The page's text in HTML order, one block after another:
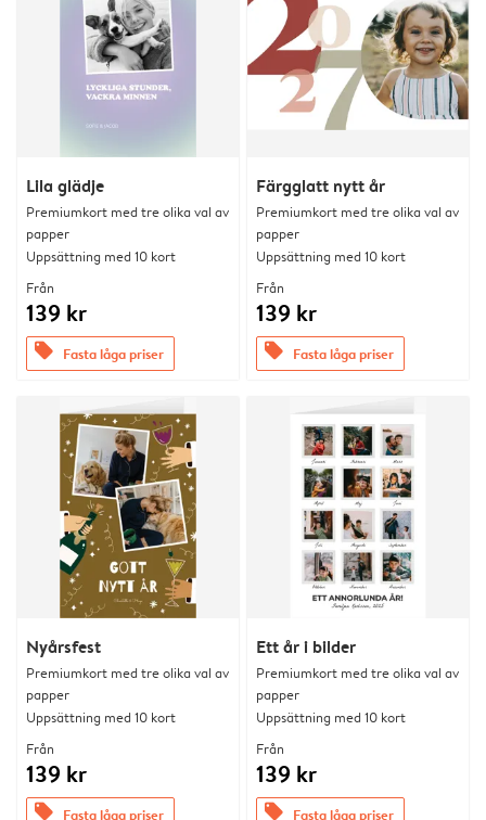
Lila glädje
Premiumkort med tre olika val av
papper
Uppsättning med 10 kort
Från
139 kr
offers Fasta låga priser
Färgglatt nytt år
Premiumkort med tre olika val av
papper
Uppsättning med 10 kort
Från
139 kr
offers Fasta låga priser
Nyårsfest
Premiumkort med tre olika val av
papper
Uppsättning med 10 kort
Från
139 kr
offers Fasta låga priser
Ett år i bilder
Premiumkort med tre olika val av
papper
Uppsättning med 10 kort
Från
139 kr
offers Fasta låga priser